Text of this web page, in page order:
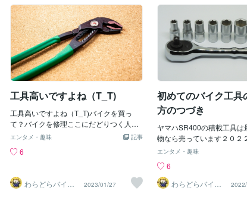
を使用して各タイヤの空気
す。必要に応じて、空気圧
切なレベルに補充してくだ
イヤの摩耗の点検: タイヤ
ップや制動性能に大きな影
す。タイヤのトレッドパタ
ください。また、タイヤの
ルにも注目し、亀裂やダメ
確認してください。 ３．タ
変形の点検: オートバイのタ
常な変形がある場合には危
ヤが均等に丸く見えるかど
し、凹みや変形がないかを
ください。 ４．バルブと
の点検: バルブは空気を補充
要な要素です。バルブがし
されており、バルブキャッ
工具高いですよね（T_T)
工具高いですよね（T_T)バイクを買っ
て？バイクを修理ここにだどりつく人た
ちは多くは何とか安く修理しようと考え
_T)ここですね！高いと感じる人が多いの
ロも使う工具ですえ？？なぜ？そんな高
い工具勧めるの？じつはバイクの整備っ
記事
エンタメ・趣味
6
わらどらバイク
屋
2023/01/27
初めてのバイク工具
方のつづき
ヤマハSR400の積載工具は
物なら売っています２０２
日これで一様最初は何とか
ハンドルとラチェットセッ
ンのボックスが良いですね
ット写真とちがいます
エンタメ・趣味
6
わらどらバイク
屋